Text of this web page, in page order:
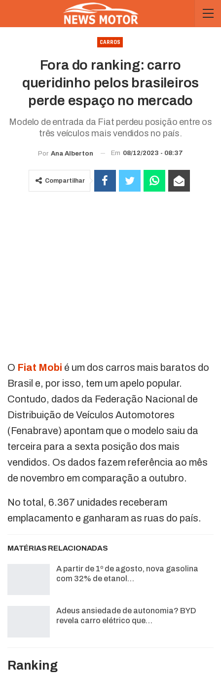
CARROS
Fora do ranking: carro
queridinho pelos brasileiros
perde espaço no mercado
Modelo de entrada da Fiat perdeu posição entre os
três veículos mais vendidos no país.
Por Ana Alberton Em 08/12/2023 - 08:37
Compartilhar
O Fiat Mobi é um dos carros mais baratos do
Brasil e, por isso, tem um apelo popular.
Contudo, dados da Federação Nacional de
Distribuição de Veículos Automotores
(Fenabrave) apontam que o modelo saiu da
terceira para a sexta posição dos mais
vendidos. Os dados fazem referência ao mês
de novembro em comparação a outubro.
No total, 6.367 unidades receberam
emplacamento e ganharam as ruas do país.
MATÉRIAS RELACIONADAS
A partir de 1º de agosto, nova gasolina
com 32% de etanol…
Adeus ansiedade de autonomia? BYD
revela carro elétrico que…
Ranking